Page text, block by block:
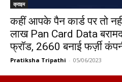
क्राइम
कहीं आपके पैन कार्ड पर तो
लाख Pan Card Data
फ्रॉड, 2660 बनाई फर्ज़ी
Pratiksha Tripathi - 05/06/2023